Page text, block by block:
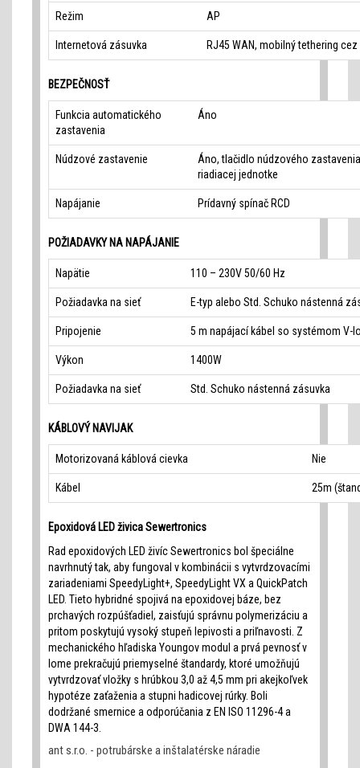
Režim AP
Internetová zásuvka RJ45 WAN, mobilný tethering cez
BEZPEČNOSŤ
Funkcia automatického
zastavenia
Áno
Núdzové zastavenie
Áno, tlačidlo núdzového
riadiacej jednotke
Napájanie Prídavný spínač RCD
POŽIADAVKY NA NAPÁJANIE
Napätie 110 – 230V 50/60 Hz
Požiadavka na sieť E-typ alebo Std. Schuko nástenná
Pripojenie 5 m napájací kábel so systémom V-
Výkon 1400W
Požiadavka na sieť Std. Schuko nástenná zásuvka
KÁBLOVÝ NAVIJAK
Motorizovaná káblová cievka Nie
Kábel 25m
Epoxidová LED živica Sewertronics
Rad epoxidových LED živíc Sewertronics bol špeciálne
navrhnutý tak, aby fungoval v kombinácii s vytvrdzovacími
zariadeniami SpeedyLight+, SpeedyLight VX a QuickPatch
LED. Tieto hybridné spojivá na epoxidovej báze, bez
prchavých rozpúšťadiel, zaisťujú správnu polymerizáciu a
pritom poskytujú vysoký stupeň lepivosti a priľnavosti. Z
mechanického hľadiska Youngov modul a prvá pevnosť v
lome prekračujú priemyselné štandardy, ktoré umožňujú
vytvrdzovať vložky s hrúbkou 3,0 až 4,5 mm pri akejkoľvek
hypotéze zaťaženia a stupni hadicovej rúrky. Boli
dodržané smernice a odporúčania z EN ISO 11296-4 a
DWA 144-3.
ant s.r.o. - potrubárske a inštalatérske náradie